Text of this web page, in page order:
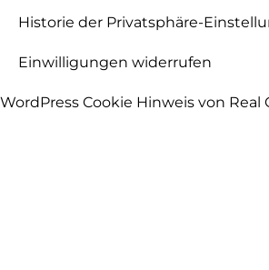
Historie der Privatsphäre-
Einwilligungen widerrufen
WordPress Cookie Hinweis von Real